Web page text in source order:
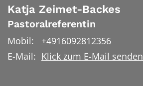
Katja Zeimet-Backes
Pastoralreferentin
Mobil:
+4916092812356
E-Mail: Klick zum E-Mail senden